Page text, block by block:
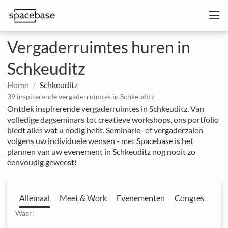
Vergaderruimtes huren in
Schkeuditz
Home Schkeuditz
39 inspirerende vergaderruimtes in Schkeuditz
Ontdek inspirerende vergaderruimtes in Schkeuditz. Van
volledige dagseminars tot creatieve workshops, ons portfolio
biedt alles wat u nodig hebt. Seminarie- of vergaderzalen
volgens uw individuele wensen - met Spacebase is het
plannen van uw evenement in Schkeuditz nog nooit zo
eenvoudig geweest!
Allemaal Meet & Work Evenementen Congres
Waar: